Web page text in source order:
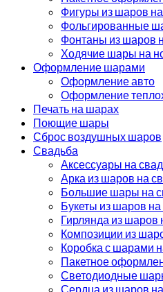
Фигуры из шаров
Фольгированные
Фонтаны из шаров
Ходячие шары на
Оформление шарами
Оформление авто
Оформление
Печать на шарах
Поющие шары
Сброс воздушных шаров
Свадьба
Аксессуары на
Арка из шаров на
Большие шары на
Букеты из шаров на
Гирлянда из шаров
Композиции из
Коробка с шарами
Пакетное
Светодиодные
Сердца из шаров